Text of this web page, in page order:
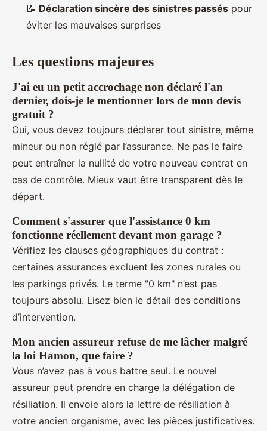
📝 Déclaration sincère des sinistres passés pour
éviter les mauvaises surprises
Les questions majeures
J'ai eu un petit accrochage non déclaré l'an
dernier, dois-je le mentionner lors de mon devis
gratuit ?
Oui, vous devez toujours déclarer tout sinistre, même
mineur ou non réglé par l’assurance. Ne pas le faire
peut entraîner la nullité de votre nouveau contrat en
cas de contrôle. Mieux vaut être transparent dès le
départ.
Comment s'assurer que l'assistance 0 km
fonctionne réellement devant mon garage ?
Vérifiez les clauses géographiques du contrat :
certaines assurances excluent les zones rurales ou
les parkings privés. Le terme "0 km" n’est pas
toujours absolu. Lisez bien le détail des conditions
d’intervention.
Mon ancien assureur refuse de me lâcher malgré
la loi Hamon, que faire ?
Vous n’avez pas à vous battre seul. Le nouvel
assureur peut prendre en charge la délégation de
résiliation. Il envoie alors la lettre de résiliation à
votre ancien organisme, avec les pièces justificatives.